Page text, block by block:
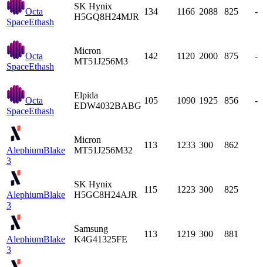
Octa
SpaceEthash
SK Hynix
H5GQ8H24MJR
134 1166 2088 825 -
Octa
SpaceEthash
Micron
MT51J256M3
142 1120 2000 875 -
Octa
SpaceEthash
Elpida
EDW4032BABG
105 1090 1925 856 -
AlephiumBlake
3
Micron
MT51J256M32
113 1233 300 862
AlephiumBlake
3
SK Hynix
H5GC8H24AJR
115 1223 300 825
AlephiumBlake
3
Samsung
K4G41325FE
113 1219 300 881